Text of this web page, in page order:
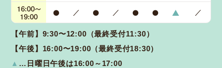
16:00～
19:00
● ／ ● ／ ● ● ▲ ／
【午前】9:30〜12:00（最終受付11:30）
【午後】16:00〜19:00（最終受付18:30）
▲ …日曜日午後は16:00～17:00